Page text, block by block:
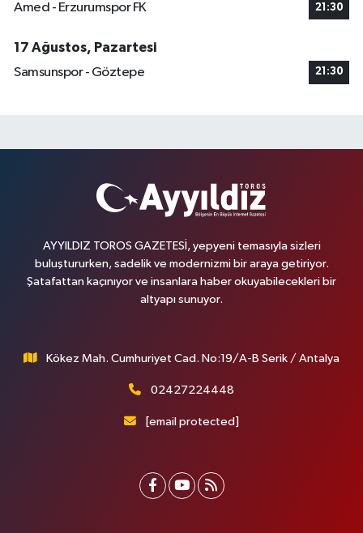
Amed - Erzurumspor FK 21:30
17 Ağustos, Pazartesi
Samsunspor - Göztepe
21:30
AYYILDIZ TOROS GAZETESİ, yepyeni temasıyla sizleri
buluştururken, sadelik ve modernizmi bir araya getiriyor.
Şatafattan kaçınıyor ve insanlara haber okuyabilecekleri bir
altyapı sunuyor.
Kökez Mah. Cumhuriyet Cad. No:19/A-B Serik / Antalya
02427224448
[email protected]